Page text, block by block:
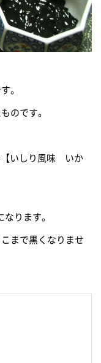
。
のです。
いしり風味 いか
ります。
まで黒くなりませ